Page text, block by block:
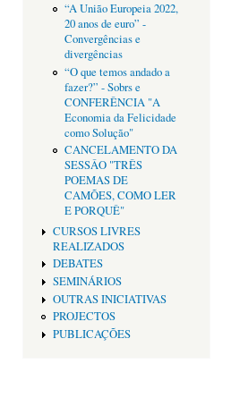
“A União Europeia 2022,
20 anos de euro” -
Convergências e
divergências
“O que temos andado a
fazer?” - Sobrs e
CONFERÊNCIA "A
Economia da Felicidade
como Solução"
CANCELAMENTO DA
SESSÂO "TRÊS
POEMAS DE
CAMÕES, COMO LER
E PORQUÊ"
CURSOS LIVRES
REALIZADOS
DEBATES
SEMINÁRIOS
OUTRAS INICIATIVAS
PROJECTOS
PUBLICAÇÕES